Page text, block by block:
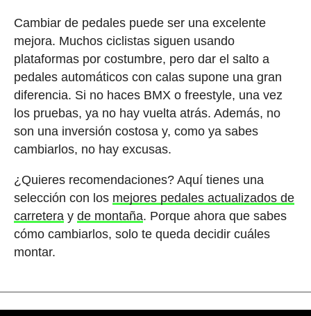
Cambiar de pedales puede ser una excelente
mejora. Muchos ciclistas siguen usando
plataformas por costumbre, pero dar el salto a
pedales automáticos con calas supone una gran
diferencia. Si no haces BMX o freestyle, una vez
los pruebas, ya no hay vuelta atrás. Además, no
son una inversión costosa y, como ya sabes
cambiarlos, no hay excusas.
¿Quieres recomendaciones? Aquí tienes una
selección con los mejores pedales actualizados de
carretera y de montaña. Porque ahora que sabes
cómo cambiarlos, solo te queda decidir cuáles
montar.